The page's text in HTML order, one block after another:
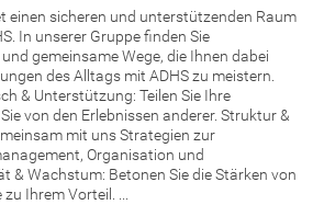
einen sicheren und unterstützenden Raum
In unserer Gruppe finden Sie
gemeinsame Wege, die Ihnen dabei
des Alltags mit ADHS zu meistern.
& Unterstützung: Teilen Sie Ihre
von den Erlebnissen anderer. Struktur &
mit uns Strategien zur
Organisation und
& Wachstum: Betonen Sie die Stärken von
Ihrem Vorteil. ...